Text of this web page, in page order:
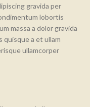
gravida per
lobortis
massa a dolor gravida
quisque a et ullam
ullamcorper